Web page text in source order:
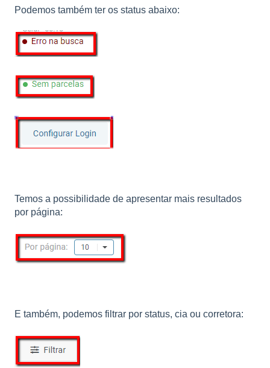
Podemos também ter os status abaixo:
Temos a possibilidade de apresentar mais resultados
por página:
E também, podemos filtrar por status, cia ou corretora: